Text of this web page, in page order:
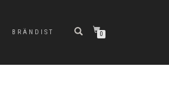
BRÄNDIST 0